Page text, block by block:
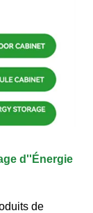
d''Énergie
de